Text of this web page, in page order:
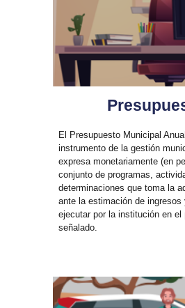
El Presupuesto Municipal
instrumento de la gestión
expresa monetariamente (en
conjunto de programas,
determinaciones que toma la
ante la estimación de ingresos
ejecutar por la institución en el
señalado.